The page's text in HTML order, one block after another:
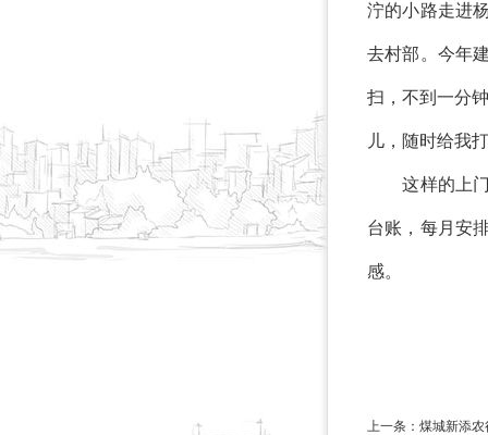
泞的小路走进
去村部。今年
扫，不到一分
儿，随时给我
这样的上门
台账，每月安
感。
上一条：煤城新添